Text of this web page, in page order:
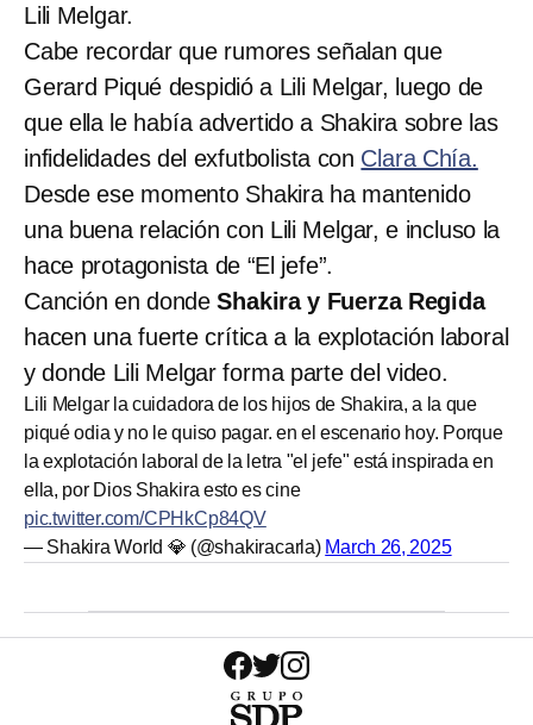
Lili Melgar.
Cabe recordar que rumores señalan que
Gerard Piqué despidió a Lili Melgar, luego de
que ella le había advertido a Shakira sobre las
infidelidades del exfutbolista con Clara Chía.
Desde ese momento Shakira ha mantenido
una buena relación con Lili Melgar, e incluso la
hace protagonista de “El jefe”.
Canción en donde Shakira y Fuerza Regida
hacen una fuerte crítica a la explotación laboral
y donde Lili Melgar forma parte del video.
Lili Melgar la cuidadora de los hijos de Shakira, a la que
piqué odia y no le quiso pagar. en el escenario hoy. Porque
la explotación laboral de la letra "el jefe" está inspirada en
ella, por Dios Shakira esto es cine
pic.twitter.com/CPHkCp84QV
— Shakira World 💎 (@shakiracarla) March 26, 2025